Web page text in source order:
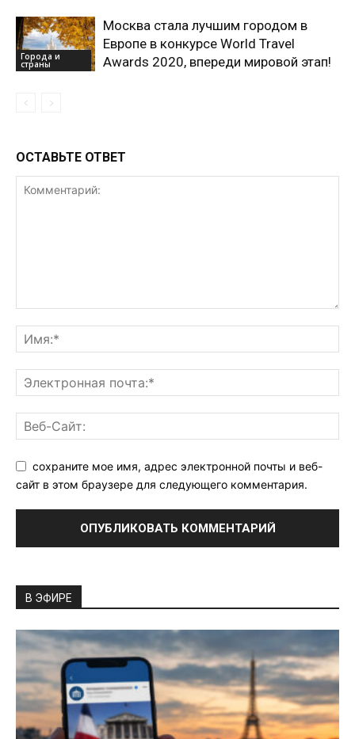
Города и
страны
Москва стала лучшим городом в
Европе в конкурсе World Travel
Awards 2020, впереди мировой этап!
ОСТАВЬТЕ ОТВЕТ
сохраните мое имя, адрес электронной почты и веб-
сайт в этом браузере для следующего комментария.
В ЭФИРЕ